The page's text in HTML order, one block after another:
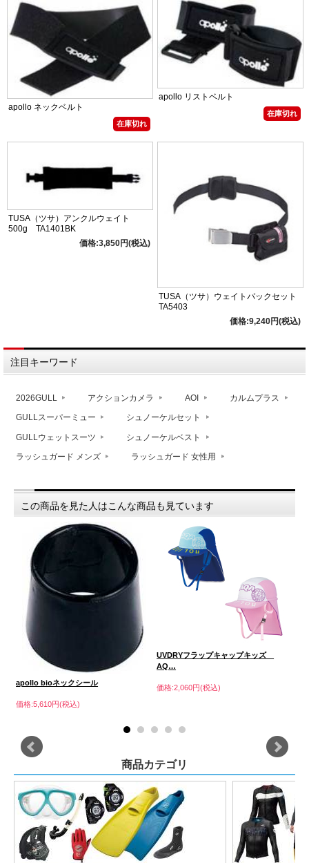
apollo ネックベルト
在庫切れ
apollo リストベルト
在庫切れ
TUSA（ツサ）アンクルウェイト
500g TA1401BK
価格:3,850円(税込)
TUSA（ツサ）ウェイトバックセット
TA5403
価格:9,240円(税込)
注目キーワード
2026GULL アクションカメラ AOI カルムプラス
GULLスーパーミュー シュノーケルセット
GULLウェットスーツ シュノーケルベスト
ラッシュガード メンズ ラッシュガード 女性用
この商品を見た人はこんな商品も見ています
apollo bioネックシール
価格:5,610円(税込)
UVDRYフラップキャップキッズ
AQ…
価格:2,060円(税込)
商品カテゴリ